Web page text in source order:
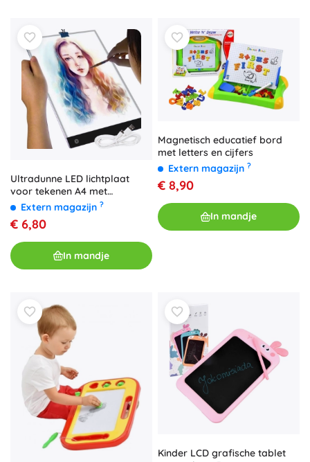
Ultradunne LED lichtplaat
voor tekenen A4 met
USB‑voeding
Extern magazijn ?
€ 6,80
In mandje
Magnetisch educatief bord
met letters en cijfers
Extern magazijn ?
€ 8,90
In mandje
Kinder LCD grafische tablet